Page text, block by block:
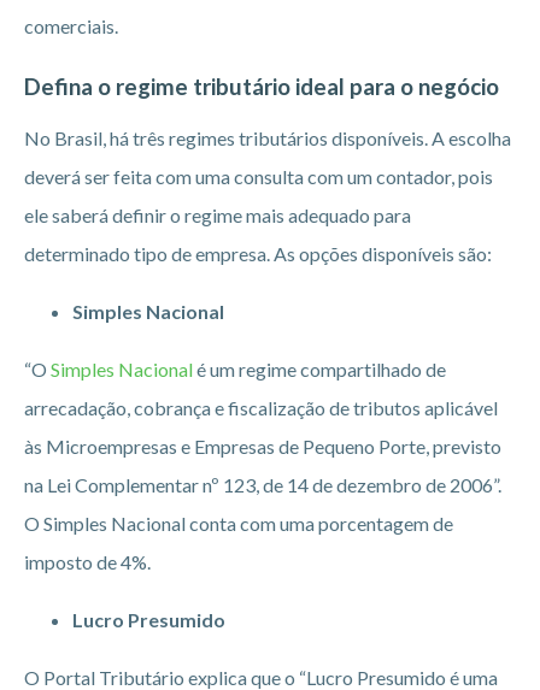
comerciais.
Defina o regime tributário ideal para o negócio
No Brasil, há três regimes tributários disponíveis. A escolha
deverá ser feita com uma consulta com um contador, pois
ele saberá definir o regime mais adequado para
determinado tipo de empresa. As opções disponíveis são:
Simples Nacional
“O Simples Nacionalé um regime compartilhado de
arrecadação, cobrança e fiscalização de tributos aplicável
às Microempresas e Empresas de Pequeno Porte, previsto
na Lei Complementar nº 123, de 14 de dezembro de 2006”.
O Simples Nacional conta com uma porcentagem de
imposto de 4%.
Lucro Presumido
O Portal Tributário explica que o “Lucro Presumido é uma